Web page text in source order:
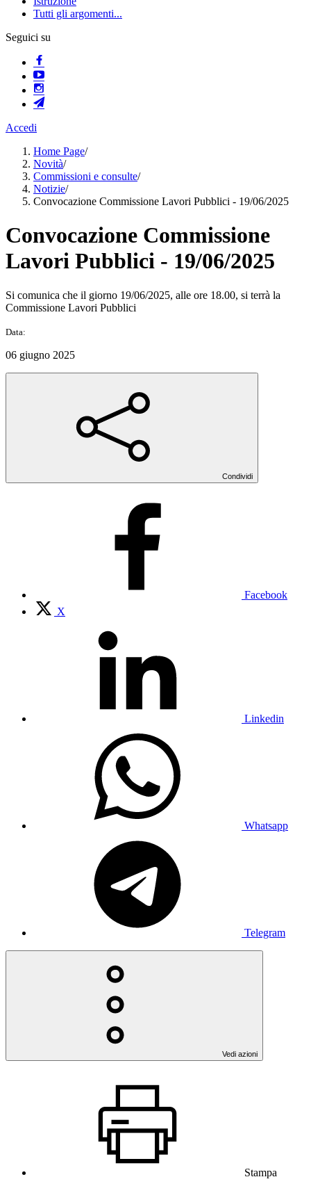
Tutti gli argomenti...
Seguici su
Accedi
Home Page/
Novità/
Commissioni e consulte/
Notizie/
Convocazione Commissione Lavori Pubblici - 19/06/2025
Convocazione Commissione
Lavori Pubblici - 19/06/2025
Si comunica che il giorno 19/06/2025, alle ore 18.00, si terrà la
Commissione Lavori Pubblici
Data:
06 giugno 2025
Condividi
Facebook
X
Linkedin
Whatsapp
Telegram
Vedi azioni
Stampa